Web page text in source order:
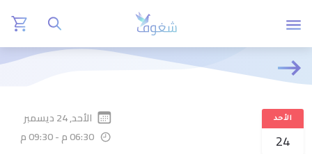
الأحد
24
الأحد, 24 ديسمبر
06:30 م -09:30 م